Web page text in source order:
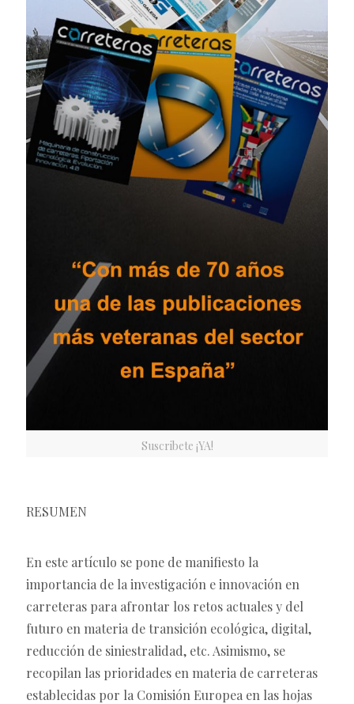
Suscribete ¡YA!
RESUMEN
En este artículo se pone de manifiesto la
importancia de la investigación e innovación en
carreteras para afrontar los retos actuales y del
futuro en materia de transición ecológica, digital,
reducción de siniestralidad, etc. Asimismo, se
recopilan las prioridades en materia de carreteras
establecidas por la Comisión Europea en las hojas